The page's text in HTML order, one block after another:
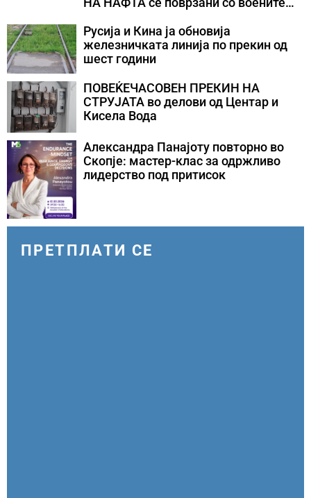
Русија и Кина ја обновија
железничката линија по прекин од
шест години
ПОВЕЌЕЧАСОВЕН ПРЕКИН НА
СТРУЈАТА во делови од Центар и
Кисела Вода
Александра Панајоту повторно во
Скопје: мастер-клас за одржливо
лидерство под притисок
ПРЕТПЛАТИ СЕ